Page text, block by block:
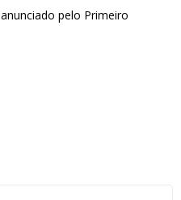
pelo Primeiro